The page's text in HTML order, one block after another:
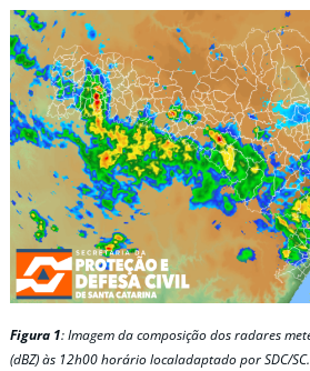
Figura 1: Imagem da composição dos radares
(dBZ) às 12h00 horário localadaptado por SDC/SC.